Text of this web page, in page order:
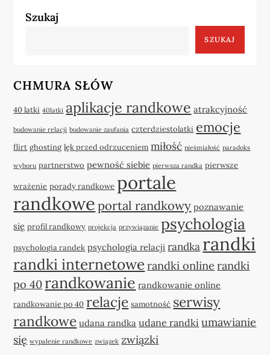
Szukaj
SZUKAJ
CHMURA SŁÓW
40 latki 40latki aplikacje randkowe atrakcyjność
budowanie relacji budowanie zaufania czterdziestolatki emocje
flirt ghosting lęk przed odrzuceniem miłość nieśmiałość paradoks
wyboru partnerstwo pewność siebie pierwsza randka pierwsze
wrażenie porady randkowe portale
randkowe portal randkowy poznawanie
się profil randkowy projekcja przywiązanie psychologia
psychologia randek psychologia relacji randka randki
randki internetowe randki online randki
po 40 randkowanie randkowanie online
randkowanie po 40 relacje samotność serwisy
randkowe udana randka udane randki umawianie
się wypalenie randkowe związek związki